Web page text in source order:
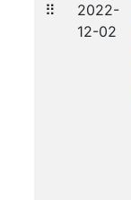
⠿
2022-
12-02